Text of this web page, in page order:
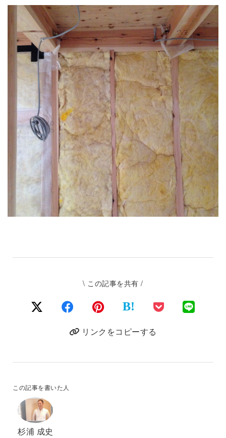
\ この記事を共有 /
B!
リンクをコピーする
この記事を書いた人
杉浦 成史